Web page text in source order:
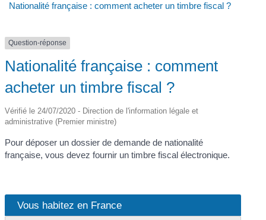
Nationalité française : comment acheter un timbre fiscal ?
Question-réponse
Nationalité française : comment
acheter un timbre fiscal ?
Vérifié le 24/07/2020 - Direction de l'information légale et
administrative (Premier ministre)
Pour déposer un dossier de demande de nationalité
française, vous devez fournir un timbre fiscal électronique.
Vous habitez en France